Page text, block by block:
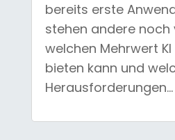
bereits erste
stehen andere noch
welchen Mehrwert
bieten kann und
Herausforderungen...